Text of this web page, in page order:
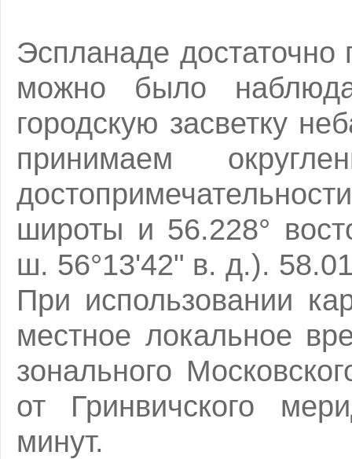
Эспланаде достаточно
можно было
городскую засветку
принимаем
широты и 56.228°
ш. 56°13'42" в. д.).
При использовании
местное локальное
зонального
от Гринвичского
минут.